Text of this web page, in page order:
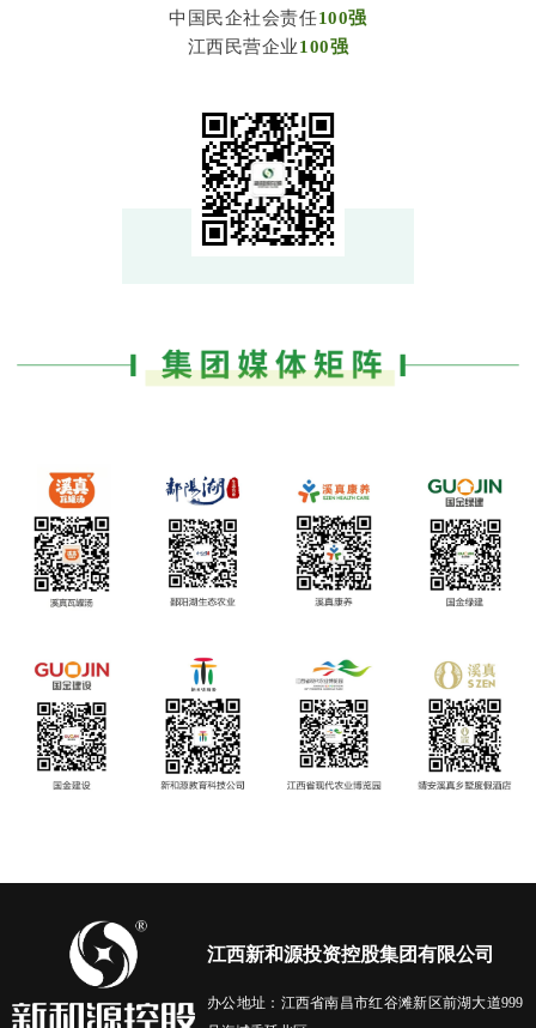
中国民企社会责任100强
江西民营企业100强
江西新和源投资控股集团有限公司
办公地址：江西省南昌市红谷滩新区前湖大道999